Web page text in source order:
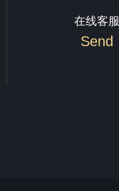
在线客服
Send